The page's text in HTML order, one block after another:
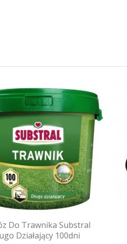
Do Trawnika Substral
Działający 100dni